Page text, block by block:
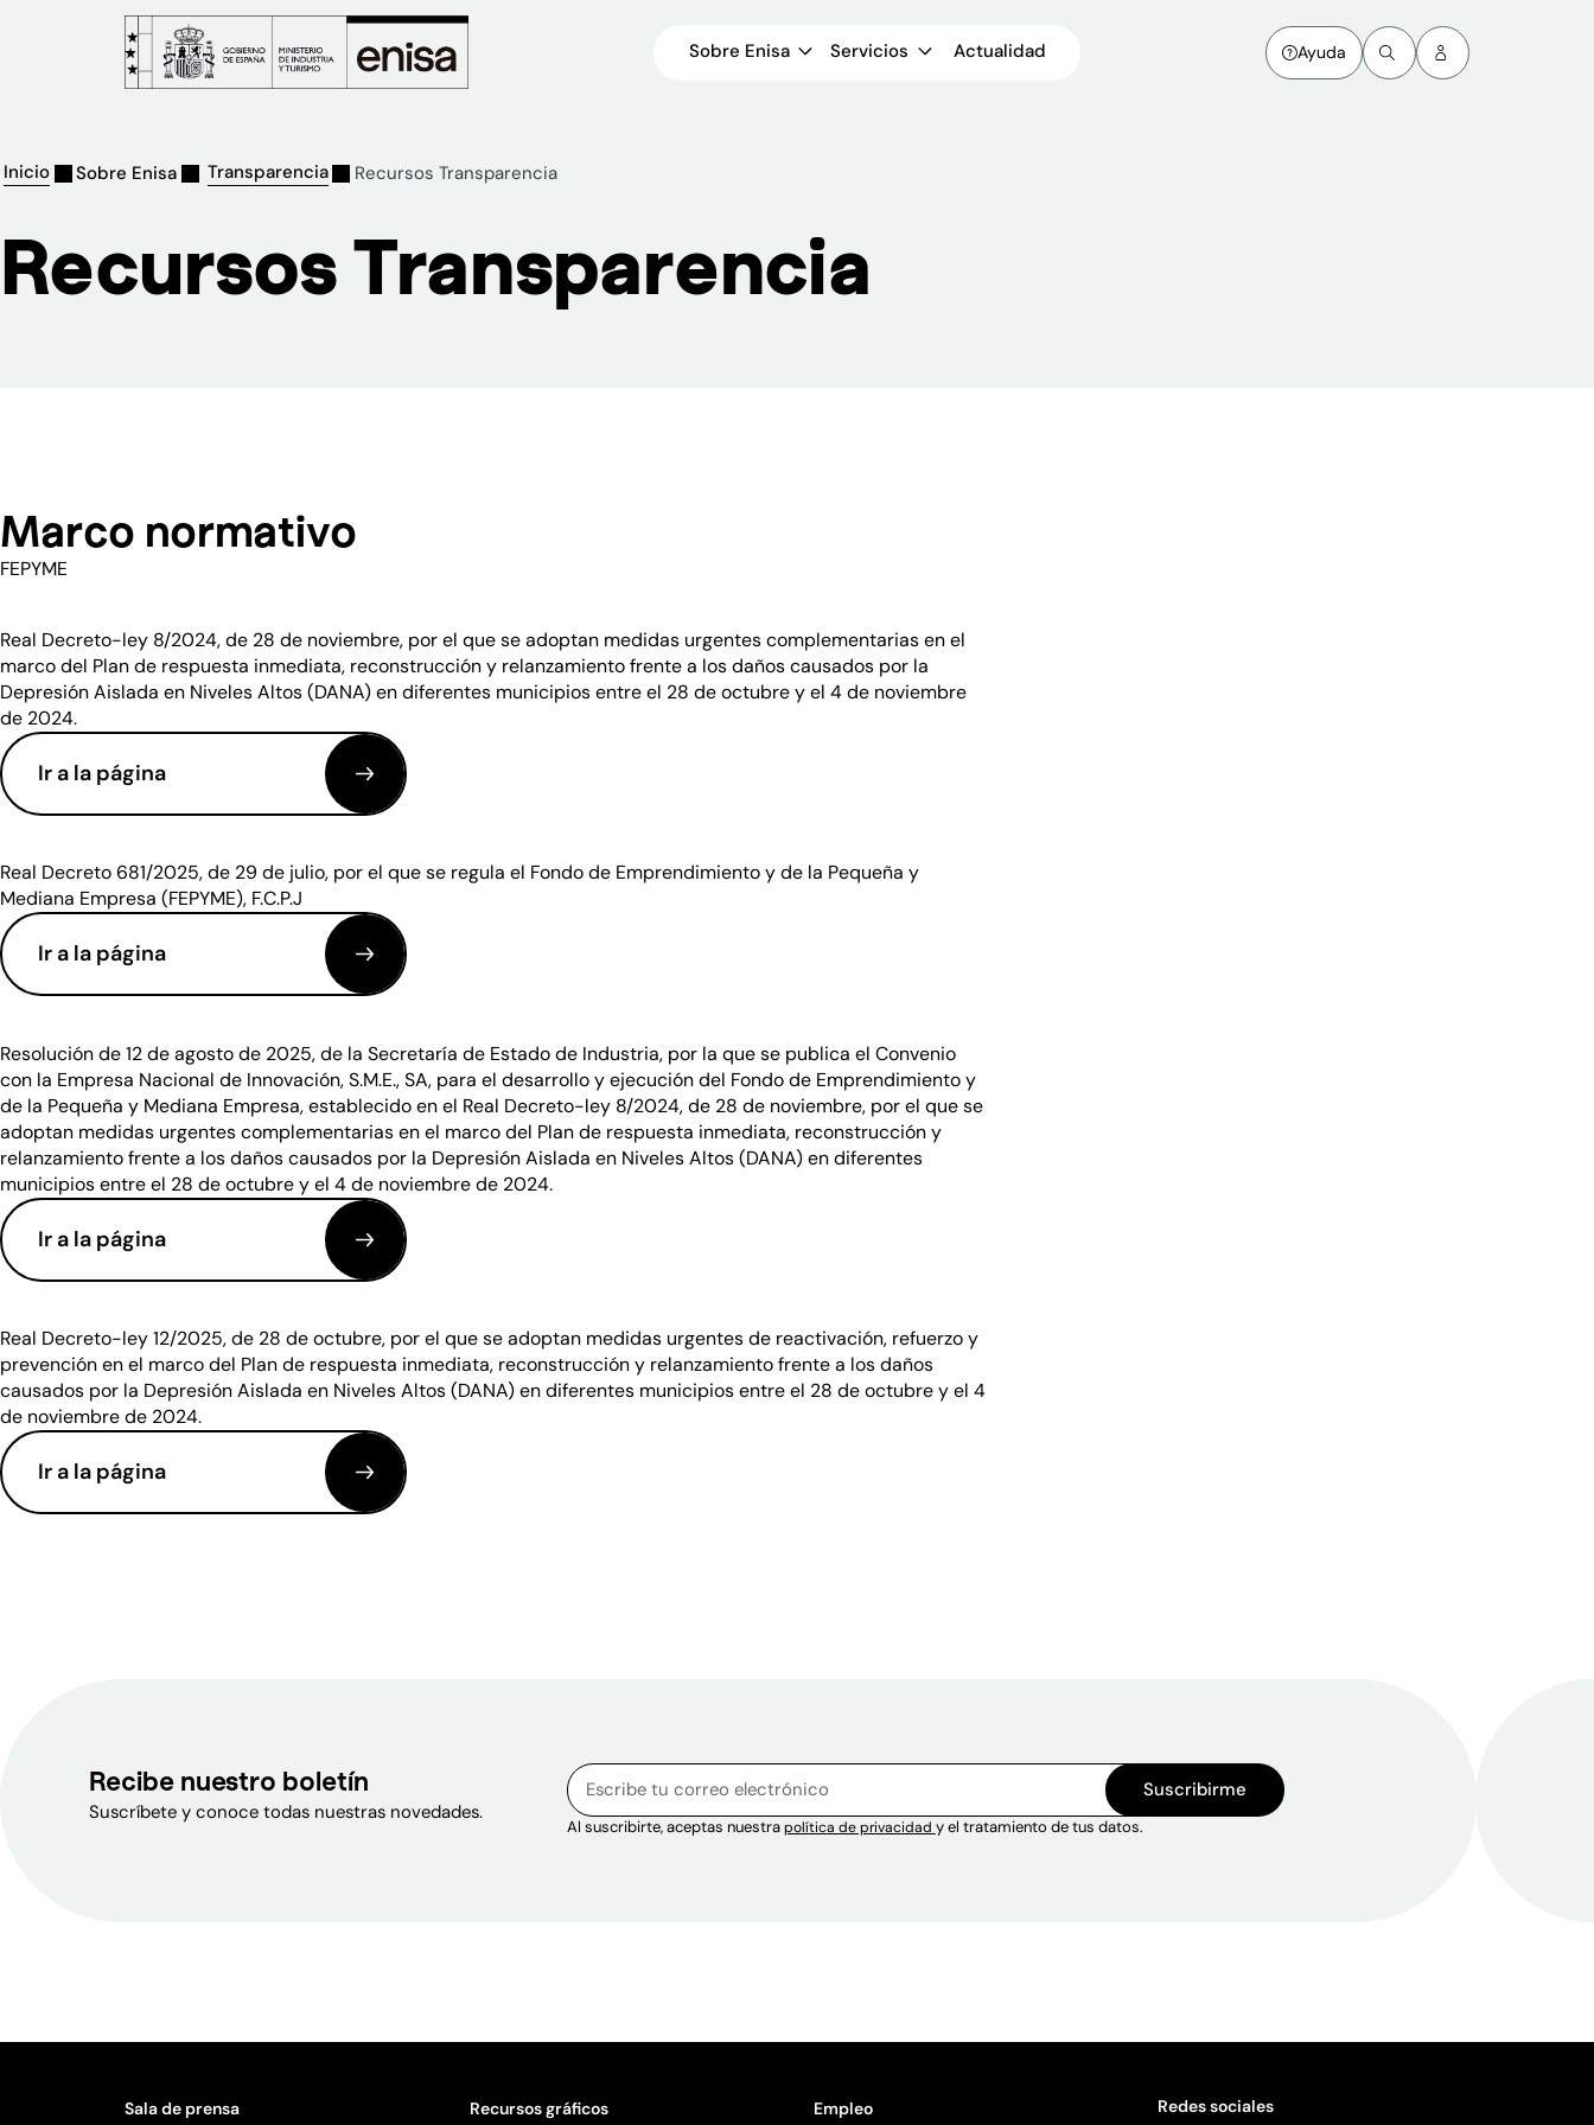
Sobre Enisa Servicios Actualidad Ayuda
Inicio Sobre Enisa Transparencia Recursos Transparencia
Recursos Transparencia
Marco normativo
FEPYME
Real Decreto-ley 8/2024, de 28 de noviembre, por el que se adoptan medidas urgentes complementarias en el
marco del Plan de respuesta inmediata, reconstrucción y relanzamiento frente a los daños causados por la
Depresión Aislada en Niveles Altos (DANA) en diferentes municipios entre el 28 de octubre y el 4 de noviembre
de 2024.
Ir a la página
(se abre en una nueva ventana)
Real Decreto 681/2025, de 29 de julio, por el que se regula el Fondo de Emprendimiento y de la Pequeña y
Mediana Empresa (FEPYME), F.C.P.J
Ir a la página
(se abre en una nueva ventana)
Resolución de 12 de agosto de 2025, de la Secretaría de Estado de Industria, por la que se publica el Convenio
con la Empresa Nacional de Innovación, S.M.E., SA, para el desarrollo y ejecución del Fondo de Emprendimiento y
de la Pequeña y Mediana Empresa, establecido en el Real Decreto-ley 8/2024, de 28 de noviembre, por el que se
adoptan medidas urgentes complementarias en el marco del Plan de respuesta inmediata, reconstrucción y
relanzamiento frente a los daños causados por la Depresión Aislada en Niveles Altos (DANA) en diferentes
municipios entre el 28 de octubre y el 4 de noviembre de 2024.
Ir a la página
(se abre en una nueva ventana)
Real Decreto-ley 12/2025, de 28 de octubre, por el que se adoptan medidas urgentes de reactivación, refuerzo y
prevención en el marco del Plan de respuesta inmediata, reconstrucción y relanzamiento frente a los daños
causados por la Depresión Aislada en Niveles Altos (DANA) en diferentes municipios entre el 28 de octubre y el 4
de noviembre de 2024.
Ir a la página
(se abre en una nueva ventana)
Recibe nuestro boletín
Suscríbete y conoce todas nuestras novedades.
Sitio web
Correo electrónico
Escribe tu correo electrónico para suscribirte al boletín. Suscribirme
Al suscribirte, aceptas nuestrapolítica de privacidad y el tratamiento de tus datos.
Sala de prensa Recursos gráficos Empleo Redes sociales